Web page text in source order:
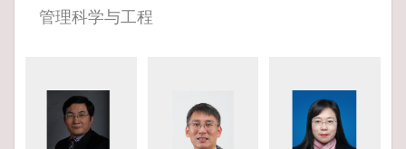
管理科学与工程